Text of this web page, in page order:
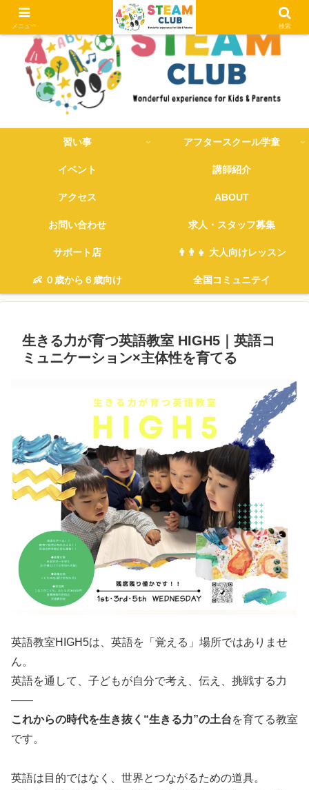
習い事 アフタースクール学童
イベント 講師紹介
アクセス ABOUT
お問い合わせ 求人・スタッフ募集
サポート店 👨‍👨‍👧 大人向けレッスン
👶 ０歳から６歳向け 全国コミュニテイ
生きる力が育つ英語教室 HIGH5｜英語コ
ミュニケーション×主体性を育てる
英語教室HIGH5は、英語を「覚える」場所ではありませ
ん。
英語を通して、子どもが自分で考え、伝え、挑戦する力
――
これからの時代を生き抜く“生きる力”の土台を育てる教室
です。
英語は目的ではなく、世界とつながるための道具。
メニュー 検索